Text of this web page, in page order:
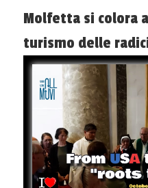
Molfetta si colora
turismo delle